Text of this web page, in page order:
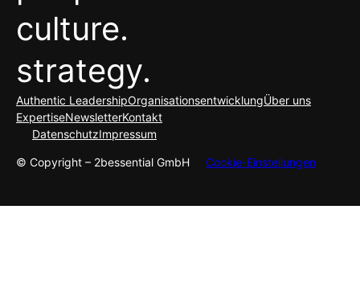
culture.
strategy.
Authentic LeadershipOrganisationsentwicklungÜber uns
ExpertiseNewsletterKontakt
DatenschutzImpressum
© Copyright – 2bessential GmbH Cookie-Einstellungen